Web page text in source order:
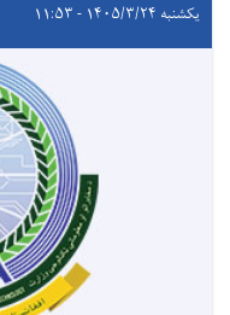
یکشنبه ۱۴۰۵/۳/۲۴ - ۱۱:۵۳